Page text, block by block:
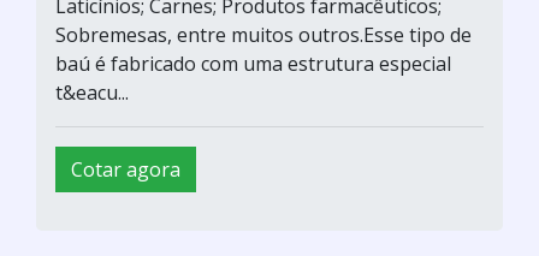
Laticínios; Carnes; Produtos farmacêuticos;
Sobremesas, entre muitos outros.Esse tipo de
baú é fabricado com uma estrutura especial
t&eacu...
Cotar agora